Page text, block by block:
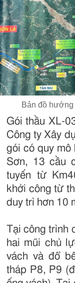
Bản đồ hướng
Gói thầu XL-
Công ty Xây
gói có quy mô
Sơn, 13 cầu
tuyến từ
khởi công từ
duy trì hơn 10
Tại công trình
hai mũi chủ
vách và đổ
tháp P8, P9